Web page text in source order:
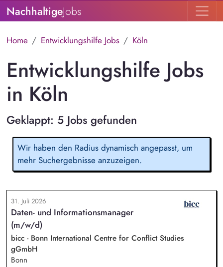
NachhaltigeJobs
Home Entwicklungshilfe Jobs Köln
Entwicklungshilfe Jobs
in Köln
Geklappt: 5 Jobs gefunden
Wir haben den Radius dynamisch angepasst, um
mehr Suchergebnisse anzuzeigen.
31. Juli 2026
Daten- und Informationsmanager
(m/w/d)
bicc - Bonn International Centre for Conflict Studies
gGmbH
Bonn